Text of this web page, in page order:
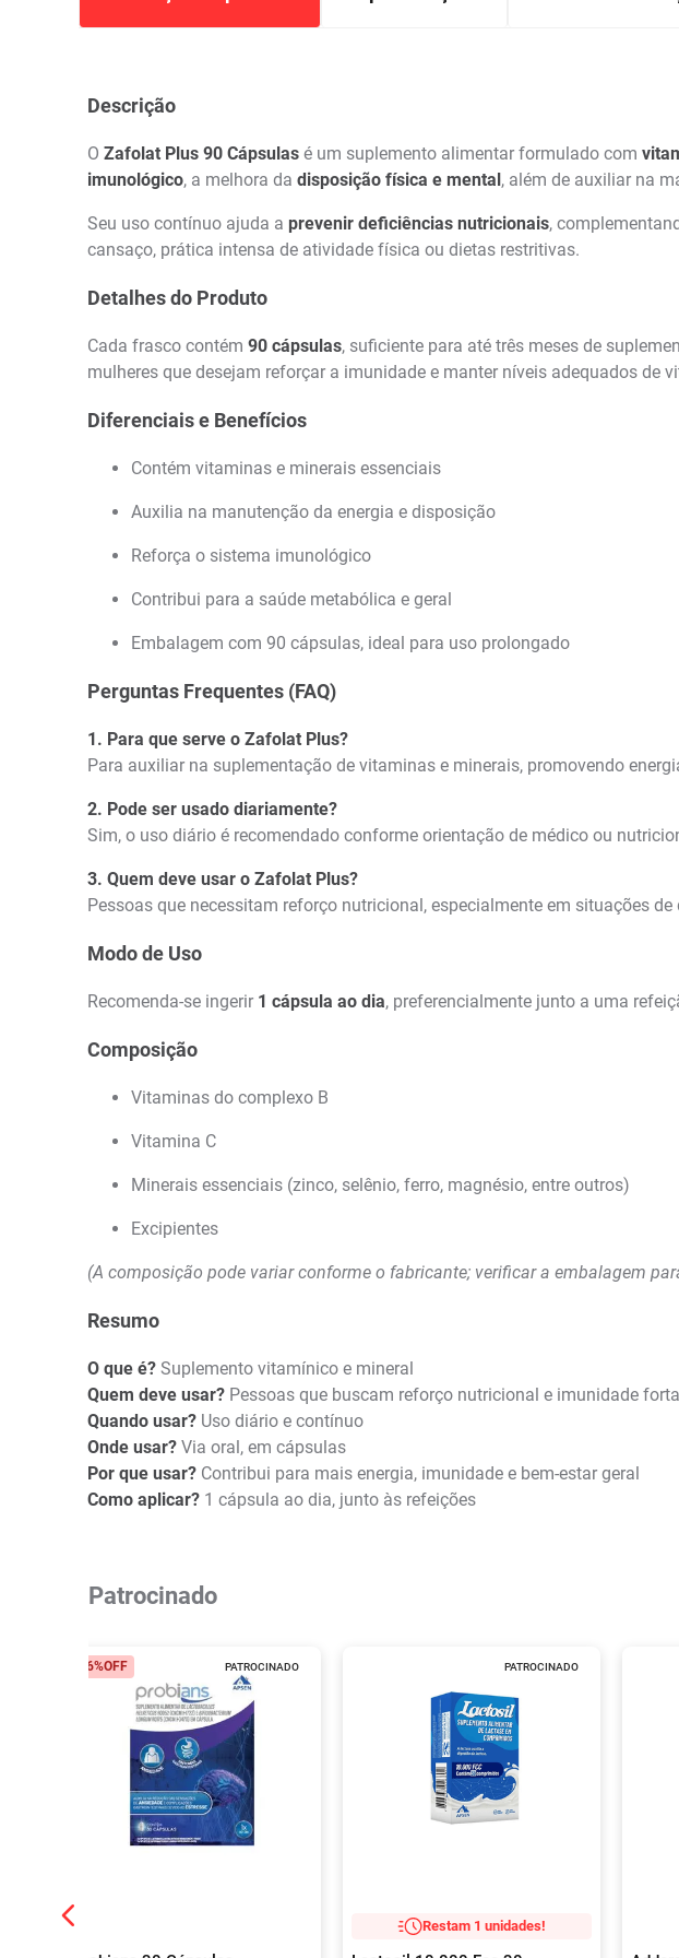
Descrição
O Zafolat Plus 90 Cápsulas é um suplemento alimentar formulado com
imunológico, a melhora da disposição física e mental, além de auxiliar na
Seu uso contínuo ajuda a prevenir deficiências nutricionais,
cansaço, prática intensa de atividade física ou dietas restritivas.
Detalhes do Produto
Cada frasco contém 90 cápsulas, suficiente para até três meses de
mulheres que desejam reforçar a imunidade e manter níveis adequados de
Diferenciais e Benefícios
Contém vitaminas e minerais essenciais
Auxilia na manutenção da energia e disposição
Reforça o sistema imunológico
Contribui para a saúde metabólica e geral
Embalagem com 90 cápsulas, ideal para uso prolongado
Perguntas Frequentes (FAQ)
1. Para que serve o Zafolat Plus?
Para auxiliar na suplementação de vitaminas e minerais, promovendo
2. Pode ser usado diariamente?
Sim, o uso diário é recomendado conforme orientação de médico ou
3. Quem deve usar o Zafolat Plus?
Pessoas que necessitam reforço nutricional, especialmente em situações
Modo de Uso
Recomenda-se ingerir 1 cápsula ao dia, preferencialmente junto a uma
Composição
Vitaminas do complexo B
Vitamina C
Minerais essenciais (zinco, selênio, ferro, magnésio, entre outros)
Excipientes
(A composição pode variar conforme o fabricante; verificar a embalagem
Resumo
O que é? Suplemento vitamínico e mineral
Quem deve usar? Pessoas que buscam reforço nutricional e imunidade
Quando usar? Uso diário e contínuo
Onde usar? Via oral, em cápsulas
Por que usar? Contribui para mais energia, imunidade e bem-estar geral
Como aplicar? 1 cápsula ao dia, junto às refeições
Patrocinado
PATROCINADO
26%OFF PATROCINADO
Restam 1 unidades!